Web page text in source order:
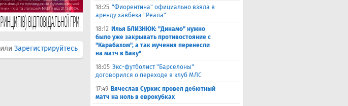
или Зарегистрируйтесь
18:25 "Фиорентина" официально взяла в
аренду хавбека "Реала"
18:12 Илья БЛИЗНЮК: "Динамо" нужно
было уже закрывать противостояние с
"Карабахом", а так мучения перенесли
на матч в Баку"
18:05 Экс-футболист "Барселоны"
договорился о переходе в клуб МЛС
17:49 Вячеслав Суркис провел дебютный
матч на ноль в еврокубках